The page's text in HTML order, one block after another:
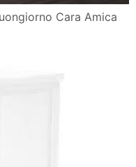
Cara Amica